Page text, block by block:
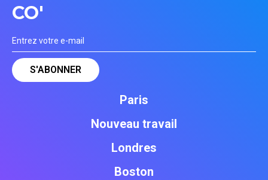
CO'
Paris
Nouveau travail
Londres
Boston